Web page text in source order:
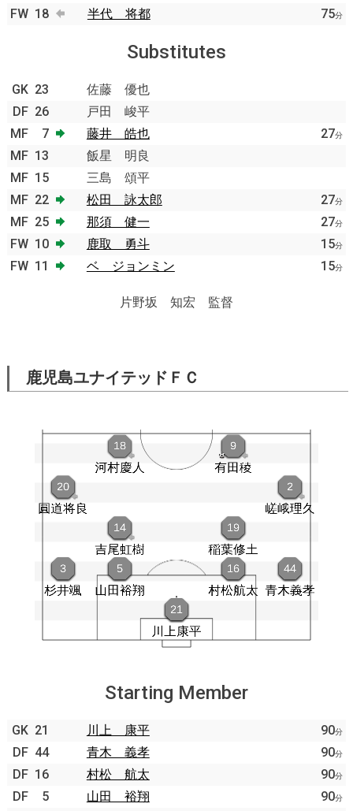
FW 18 半代 将都 75分
Substitutes
GK 23
佐藤 優也
DF 26
戸田 峻平
MF
7 藤井 皓也 27分
MF 13
飯星 明良
MF 15
三島 頌平
MF 22 松田 詠太郎 27分
MF 25 那須 健一 27分
FW 10 鹿取 勇斗 15分
FW 11 ベ ジョンミン 15分
片野坂 知宏 監督
鹿児島ユナイテッドＦＣ
Starting Member
GK 21 川上 康平 90分
DF 44 青木 義孝 90分
DF 16 村松 航太 90分
DF 5 山田 裕翔 90分